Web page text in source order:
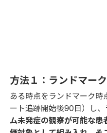
方法１：ランドマー
ある時点をランドマーク
ート追跡開始後90日）し、
ム未発症の観察が可能な